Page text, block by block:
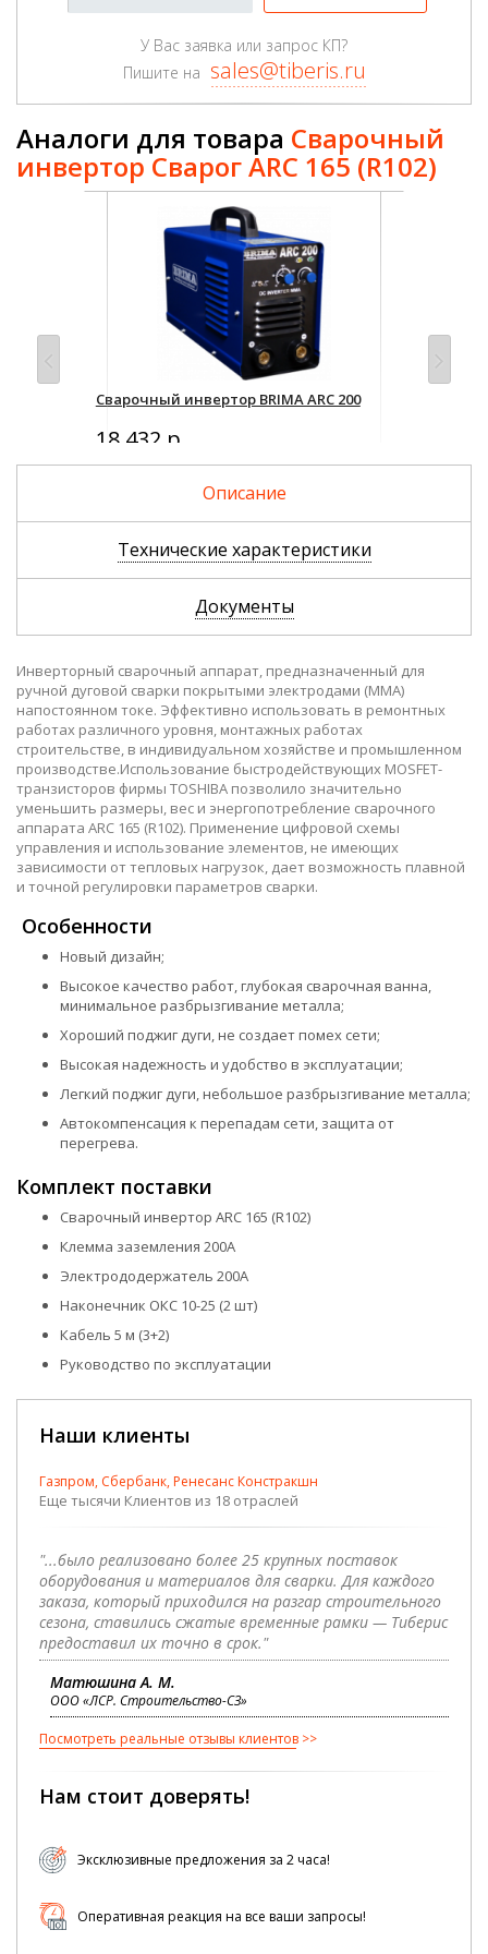
У Вас заявка или запрос КП?
Пишите на sales@tiberis.ru
Аналоги для товара Сварочный
инвертор Сварог ARC 165 (R102)
Сварочный инвертор BRIMA ARC 200
18 432 р.
Описание
Технические характеристики
Документы
Инверторный сварочный аппарат, предназначенный для
ручной дуговой сварки покрытыми электродами (MMA)
напостоянном токе. Эффективно использовать в ремонтных
работах различного уровня, монтажных работах
строительстве, в индивидуальном хозяйстве и промышленном
производстве.Использование быстродействующих MOSFET-
транзисторов фирмы TOSHIBA позволило значительно
уменьшить размеры, вес и энергопотребление сварочного
аппарата ARC 165 (R102). Применение цифровой схемы
управления и использование элементов, не имеющих
зависимости от тепловых нагрузок, дает возможность плавной
и точной регулировки параметров сварки.
Особенности
Новый дизайн;
Высокое качество работ, глубокая сварочная ванна,
минимальное разбрызгивание металла;
Хороший поджиг дуги, не создает помех сети;
Высокая надежность и удобство в эксплуатации;
Легкий поджиг дуги, небольшое разбрызгивание металла;
Автокомпенсация к перепадам сети, защита от
перегрева.
Комплект поставки
Сварочный инвертор ARC 165 (R102)
Клемма заземления 200А
Электрододержатель 200А
Наконечник ОКС 10-25 (2 шт)
Кабель 5 м (3+2)
Руководство по эксплуатации
Наши клиенты
Газпром, Сбербанк, Ренесанс Констракшн
Еще тысячи Клиентов из 18 отраслей
"...было реализовано более 25 крупных поставок
оборудования и материалов для сварки. Для каждого
заказа, который приходился на разгар строительного
сезона, ставились сжатые временные рамки — Тиберис
предоставил их точно в срок."
Матюшина А. М.
ООО «ЛСР. Строительство-СЗ»
Посмотреть реальные отзывы клиентов
Нам стоит доверять!
Эксклюзивные предложения за 2 часа!
Оперативная реакция на все ваши запросы!